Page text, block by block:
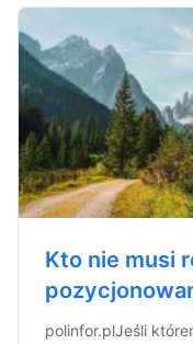
Kto nie musi
polinfor.plJeśli